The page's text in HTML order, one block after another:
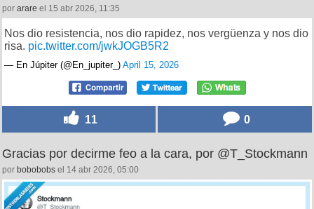
por arare el 15 abr 2026, 11:35
Nos dio resistencia, nos dio rapidez, nos vergüenza y nos dio
risa. pic.twitter.com/jwkJOGB5R2
— En Júpiter (@En_jupiter_) April 15, 2026
11 0
Gracias por decirme feo a la cara, por @T_Stockmann
por bobobobs el 14 abr 2026, 05:00